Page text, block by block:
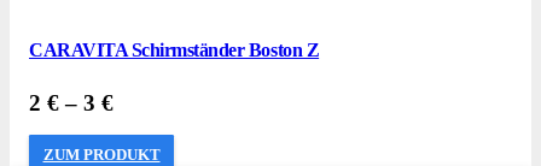
CARAVITA Schirmständer Boston Z
2 €– 3 €
ZUM PRODUKT